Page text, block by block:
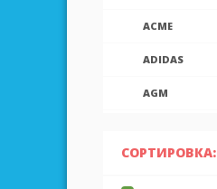
ACME
ADIDAS
AGM
AIGO
СОРТИРОВКА: